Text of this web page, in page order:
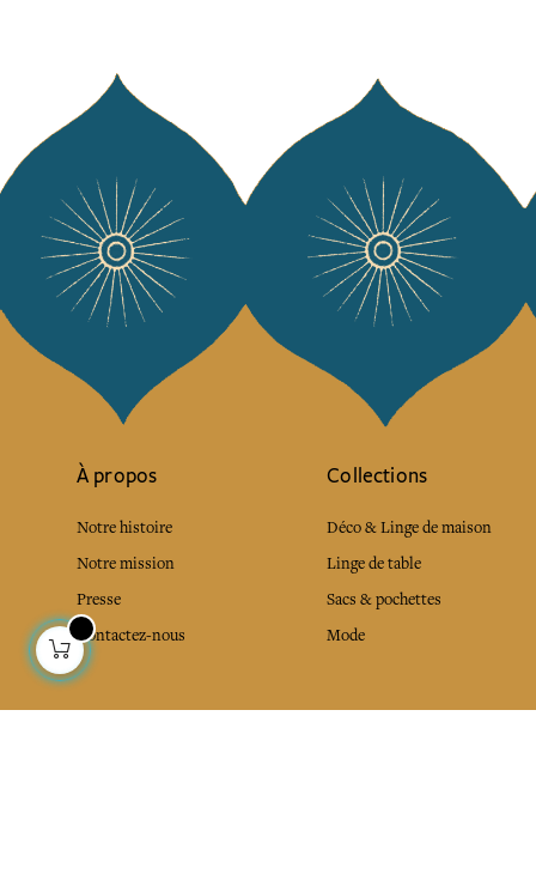
À propos
Notre histoire
Notre mission
Presse
Contactez-nous
Collections
Déco & Linge de maison
Linge de table
Sacs & pochettes
Mode